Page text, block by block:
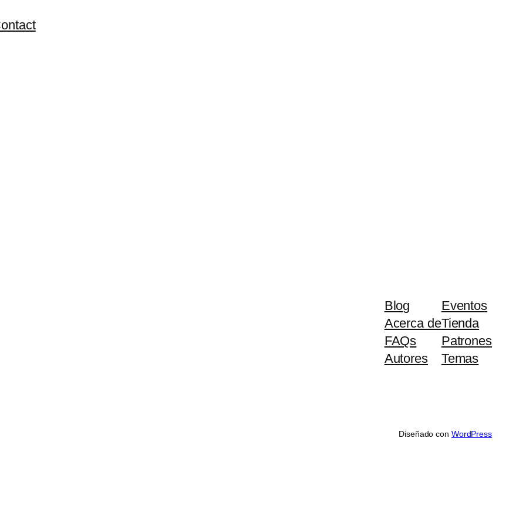
Blog
Acerca de
FAQs
Autores
Eventos
Tienda
Patrones
Temas
Diseñado con WordPress